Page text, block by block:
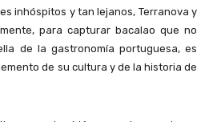
inhóspitos y tan lejanos, Terranova y
para capturar bacalao que no
de la gastronomía portuguesa, es
de su cultura y de la historia de